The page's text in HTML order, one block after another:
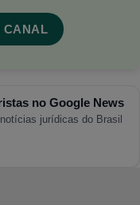
CANAL
no Google News
jurídicas do Brasil